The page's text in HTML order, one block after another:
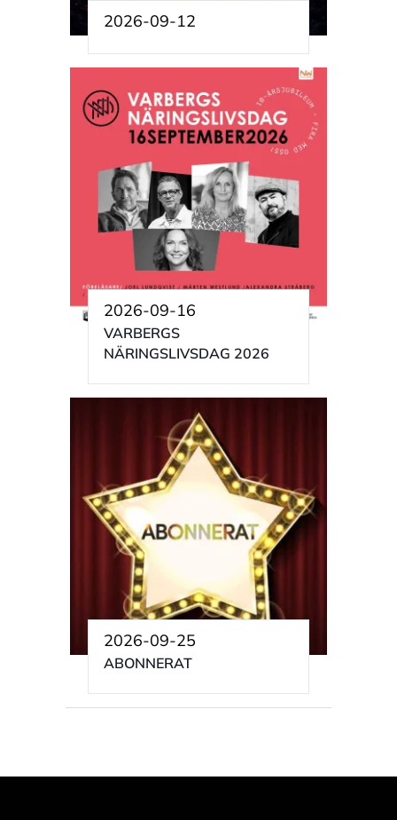
2026-09-12
2026-09-16
VARBERGS
NÄRINGSLIVSDAG 2026
2026-09-25
ABONNERAT